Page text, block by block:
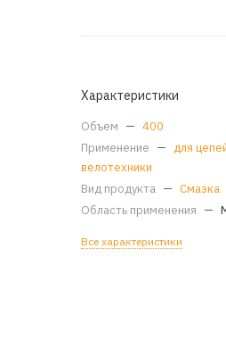
Характеристики
Объем — 400
Применение — для
велотехники
Вид продукта — Смазка
Область применения —
Все характеристики